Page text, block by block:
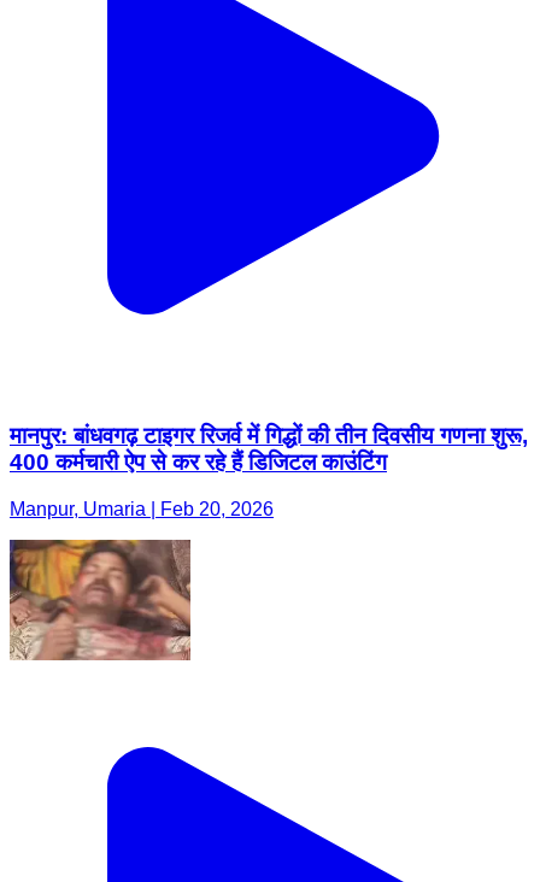
मानपुर: बांधवगढ़ टाइगर रिजर्व में गिद्धों की तीन दिवसीय गणना शुरू,
400 कर्मचारी ऐप से कर रहे हैं डिजिटल काउंटिंग
Manpur, Umaria | Feb 20, 2026